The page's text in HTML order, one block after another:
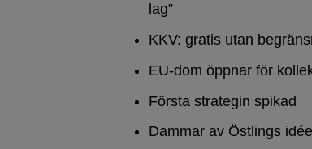
lag”
KKV: gratis utan
EU-dom öppnar för
Första strategin spikad
Dammar av Östlings